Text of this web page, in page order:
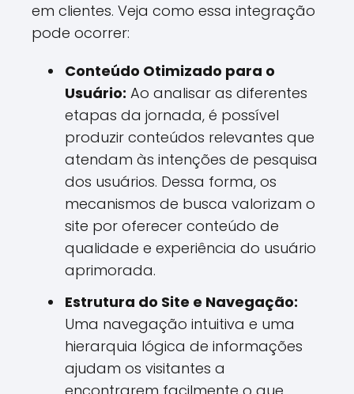
em clientes. Veja como essa integração
pode ocorrer:
Conteúdo Otimizado para o
Usuário: Ao analisar as diferentes
etapas da jornada, é possível
produzir conteúdos relevantes que
atendam às intenções de pesquisa
dos usuários. Dessa forma, os
mecanismos de busca valorizam o
site por oferecer conteúdo de
qualidade e experiência do usuário
aprimorada.
Estrutura do Site e Navegação:
Uma navegação intuitiva e uma
hierarquia lógica de informações
ajudam os visitantes a